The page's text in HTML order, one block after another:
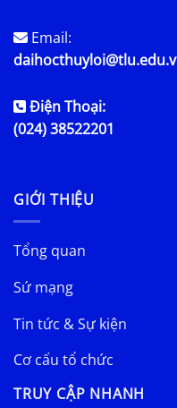
Email:
Điện Thoại:
(024) 38522201
GIỚI THIỆU
Tổng quan
Sứ mạng
Tin tức & Sự kiện
Cơ cấu tổ chức
TRUY CẬP NHANH